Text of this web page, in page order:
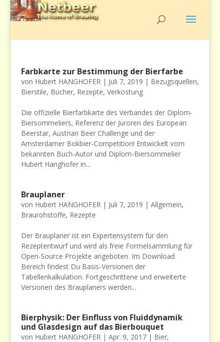
Farbkarte zur Bestimmung der Bierfarbe
von Hubert HANGHOFER| Juli 7, 2019 | Bezugsquellen,
Bierstile, Bücher, Rezepte, Verkostung
Die offizielle Bierfarbkarte des Verbandes der Diplom-
Biersommeliers, Referenz der Juroren des European
Beerstar, Austrian Beer Challenge und der
Amsterdamer Bokbier-Competition! Entwickelt vom
bekannten Buch-Autor und Diplom-Biersommelier
Hubert Hanghofer in...
Brauplaner
von Hubert HANGHOFER| Juli 7, 2019 | Allgemein,
Braurohstoffe, Rezepte
Der Brauplaner ist ein Expertensystem für den
Rezeptentwurf und wird als freie Formelsammlung für
Open-Source Projekte angeboten. Im Download
Bereich findest Du Basis-Versionen der
Tabellenkalkulation. Fortgeschrittene und erweiterte
Versionen des Brauplaners werden...
Bierphysik: Der Einfluss von Fluiddynamik
und Glasdesign auf das Bierbouquet
von Hubert HANGHOFER| Apr. 9, 2017| Bier,